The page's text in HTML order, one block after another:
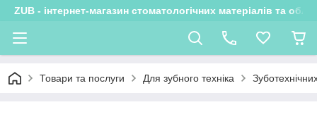
ZUB - інтернет-магазин стоматологічних матеріалів та
Товари та послуги Для зубного техніка